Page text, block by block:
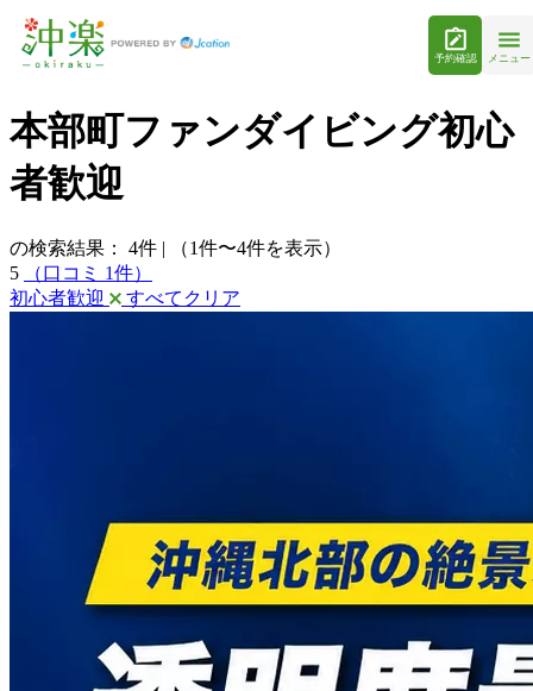
予約確認 メニュー
本部町ファンダイビング初心
者歓迎
の検索結果： 4件 |
（1件〜4件を表示）
5
（口コミ 1件）
初心者歓迎
すべてクリア